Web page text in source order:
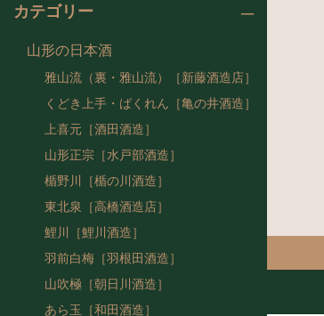
カテゴリー
山形の日本酒
雅山流（裏・雅山流）［新藤酒造店］
くどき上手・ばくれん［亀の井酒造］
上喜元［酒田酒造］
山形正宗［水戸部酒造］
楯野川［楯の川酒造］
東北泉［高橋酒造店］
鯉川［鯉川酒造］
羽前白梅［羽根田酒造］
山吹極［朝日川酒造］
あら玉［和田酒造］